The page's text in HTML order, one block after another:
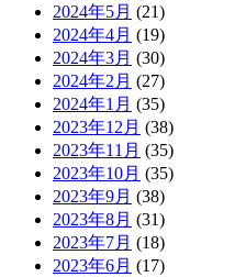
2024年5月 (21)
2024年4月 (19)
2024年3月 (30)
2024年2月 (27)
2024年1月 (35)
2023年12月 (38)
2023年11月 (35)
2023年10月 (35)
2023年9月 (38)
2023年8月 (31)
2023年7月 (18)
2023年6月 (17)